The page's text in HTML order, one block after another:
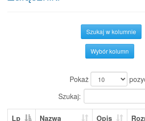
Szukaj w kolumnie
Wybór kolumn
Pokaż
Szukaj:
Lp Nazwa Opis